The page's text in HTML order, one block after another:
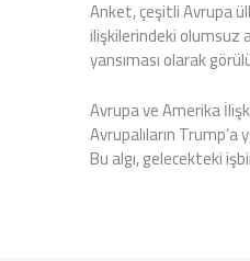
Anket, çeşitli Avrupa
ilişkilerindeki olumsuz
yansıması olarak
Avrupa ve Amerika
Avrupalıların
Bu algı, gelecekteki